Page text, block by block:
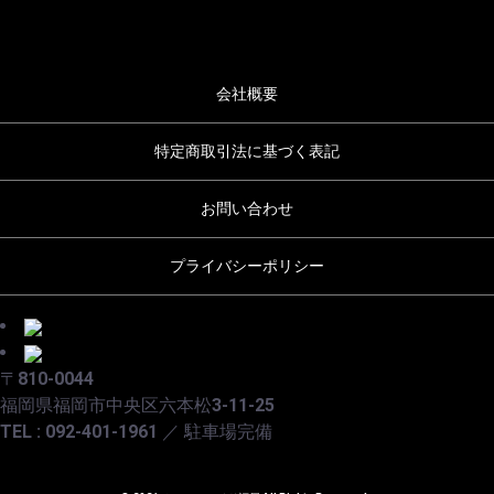
会社概要
特定商取引法に基づく表記
お問い合わせ
プライバシーポリシー
〒810-0044
福岡県福岡市中央区六本松3-11-25
TEL : 092-401-1961 ／ 駐車場完備